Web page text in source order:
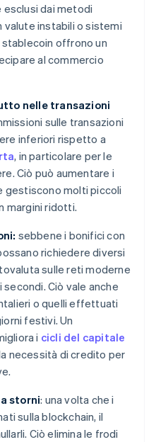
dai metodi
valute instabili o sistemi
stablecoin offrono un
al commercio
nelle transazioni
sulle transazioni
inferiori rispetto a
, in particolare per le
Ciò può aumentare i
gestiscono molti piccoli
margini ridotti.
sebbene i bonifici con
richiedere diversi
sulle reti moderne
Ciò vale anche
o quelli effettuati
festivi. Un
i cicli del capitale
necessità di credito per
storni: una volta che i
sulla blockchain, il
Ciò elimina le frodi